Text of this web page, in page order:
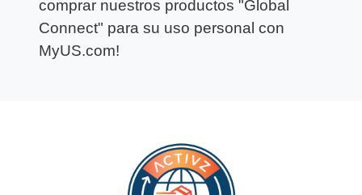
comprar nuestros productos "Global
Connect" para su uso personal con
MyUS.com!